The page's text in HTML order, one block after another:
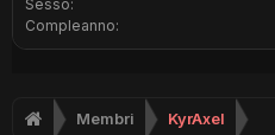
Sesso:
Compleanno:
Membri KyrAxel